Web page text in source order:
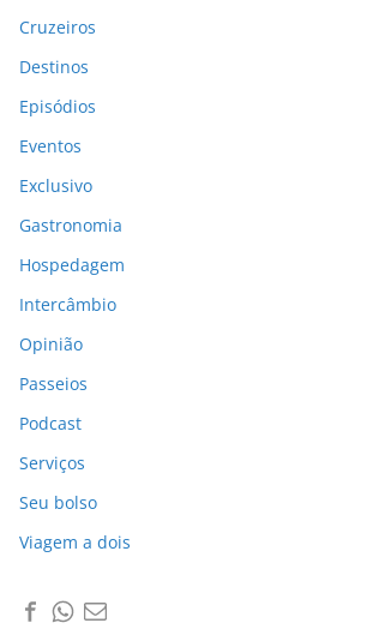
Cruzeiros
Destinos
Episódios
Eventos
Exclusivo
Gastronomia
Hospedagem
Intercâmbio
Opinião
Passeios
Podcast
Serviços
Seu bolso
Viagem a dois